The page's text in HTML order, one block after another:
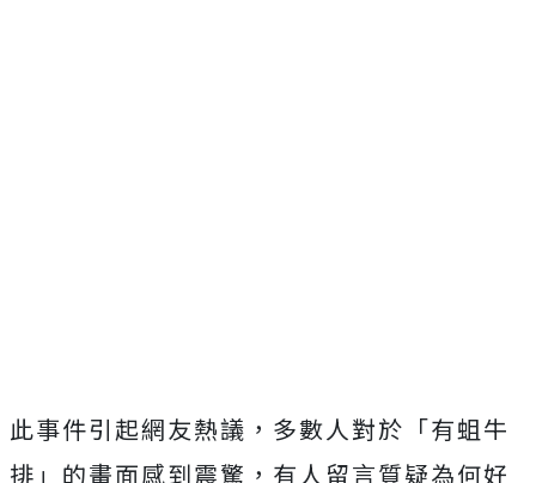
此事件引起網友熱議，多數人對於「有蛆牛
排」的畫面感到震驚，有人留言質疑為何好